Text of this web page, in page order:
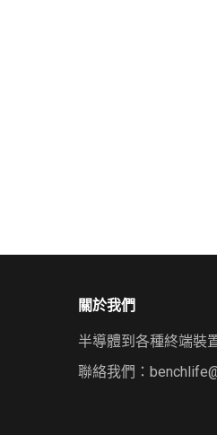
關於我們
半導體到各種終端裝
聯絡我們：